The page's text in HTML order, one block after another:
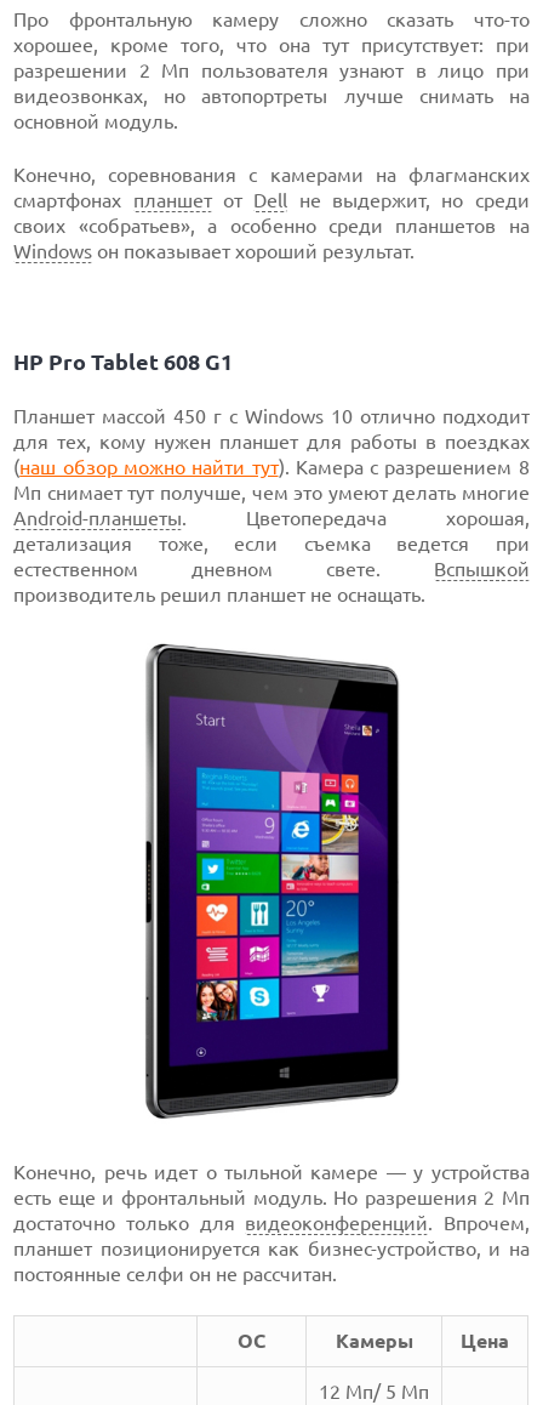
Про фронтальную камеру сложно сказать что-то
хорошее, кроме того, что она тут присутствует: при
разрешении 2 Мп пользователя узнают в лицо при
видеозвонках, но автопортреты лучше снимать на
основной модуль.
Конечно, соревнования с камерами на флагманских
смартфонах планшетот Dell не выдержит, но среди
своих «собратьев», а особенно среди планшетов на
Windows он показывает хороший результат.
HP Pro Tablet 608 G1
Планшет массой 450 г с Windows 10 отлично подходит
для тех, кому нужен планшет для работы в поездках
(наш обзор можно найти тут). Камера с разрешением 8
Мп снимает тут получше, чем это умеют делать многие
Android-планшеты. Цветопередача хорошая,
детализация тоже, если съемка ведется при
естественном дневном свете. Вспышкой
производитель решил планшет не оснащать.
Конечно, речь идет о тыльной камере — у устройства
есть еще и фронтальный модуль. Но разрешения 2 Мп
достаточно только для видеоконференций. Впрочем,
планшет позиционируется как бизнес-устройство, и на
постоянные селфи он не рассчитан.
ОС Камеры Цена
12 Мп/ 5 Мп